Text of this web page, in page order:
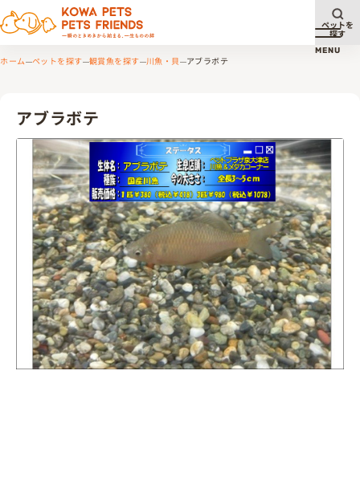
メニ
MENU
ペットを
探す
ホーム ペットを探す 観賞魚を探す 川魚・貝 アブラボテ
アブラボテ